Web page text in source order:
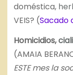
doméstica,
VEIS? (Sacado
Homicidios,
(AMAIA
ESTE mes la